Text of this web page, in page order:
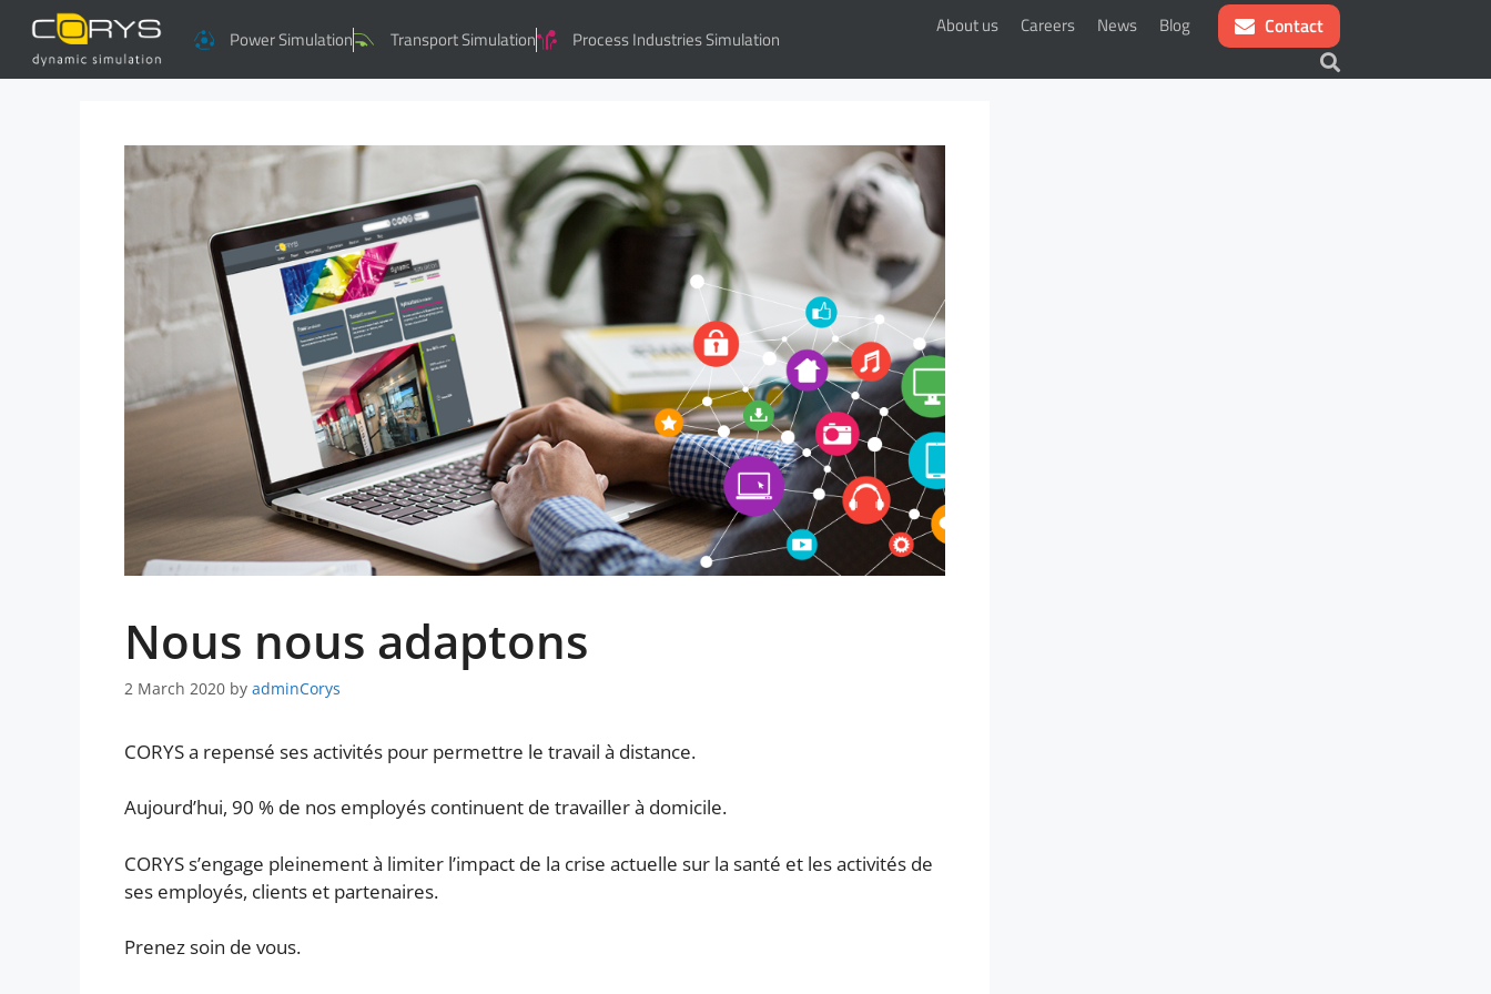
Power Simulation Transport Simulation Process Industries Simulation
About us Careers News Blog Contact
Nous nous adaptons
2 March 2020 by adminCorys
CORYS a repensé ses activités pour permettre le travail à distance.
Aujourd’hui, 90 % de nos employés continuent de travailler à domicile.
CORYS s’engage pleinement à limiter l’impact de la crise actuelle sur la santé et les activités de
ses employés, clients et partenaires.
Prenez soin de vous.